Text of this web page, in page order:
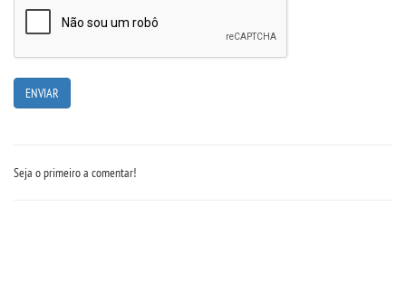
Seja o primeiro a comentar!